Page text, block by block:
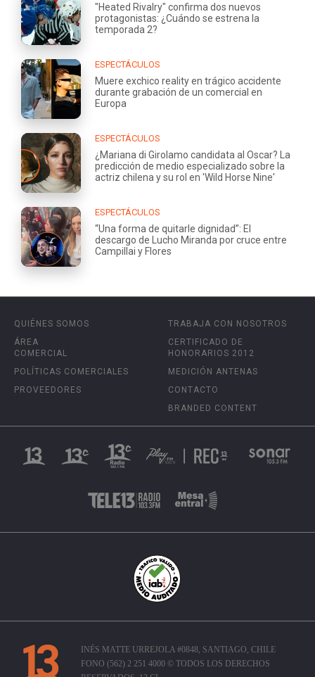
"Heated Rivalry" confirma dos nuevos
protagonistas: ¿Cuándo se estrena la
temporada 2?
ESPECTÁCULOS
Muere exchico reality en trágico accidente
durante grabación de un comercial en
Europa
ESPECTÁCULOS
¿Mariana di Girolamo candidata al Oscar? La
predicción de medio especializado sobre la
actriz chilena y su rol en 'Wild Horse Nine'
ESPECTÁCULOS
“Una forma de quitarle dignidad”: El
descargo de Lucho Miranda por cruce entre
Campillai y Flores
QUIÉNES SOMOS
ÁREA
COMERCIAL
POLÍTICAS COMERCIALES
PROVEEDORES
TRABAJA CON NOSOTROS
CERTIFICADO DE
HONORARIOS 2012
MEDICIÓN ANTENAS
CONTACTO
BRANDED CONTENT
INÉS MATTE URREJOLA #0848, SANTIAGO, CHILE
FONO (562) 2 251 4000 © TODOS LOS DERECHOS